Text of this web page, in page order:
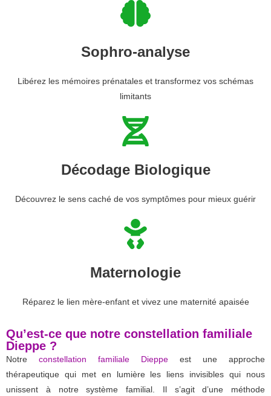
Sophro-analyse
Libérez les mémoires prénatales et transformez vos schémas
limitants
Décodage Biologique
Découvrez le sens caché de vos symptômes pour mieux guérir
Maternologie
Réparez le lien mère-enfant et vivez une maternité apaisée
Qu’est-ce que notre constellation familiale
Dieppe ?
Notre constellation familiale Dieppe est une approche
thérapeutique qui met en lumière les liens invisibles qui nous
unissent à notre système familial. Il s’agit d’une méthode